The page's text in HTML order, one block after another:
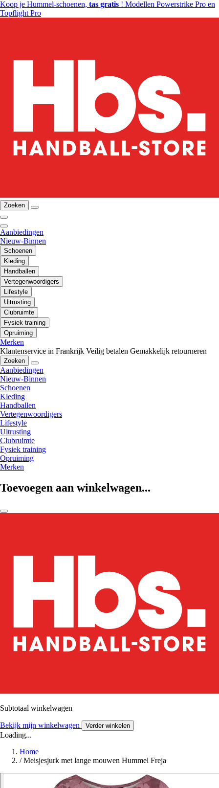
Koop je Hummel-schoenen, tas gratis ! Modellen Powerstrike Pro en
Topflight Pro
Zoeken
Aanbiedingen
Nieuw-Binnen
Schoenen
Kleding
Handballen
Vertegenwoordigers
Lifestyle
Uitrusting
Clubruimte
Fysiek training
Opruiming
Merken
Klantenservice in Frankrijk Veilig betalen Gemakkelijk retourneren
Zoeken
Aanbiedingen
Nieuw-Binnen
Schoenen
Kleding
Handballen
Vertegenwoordigers
Lifestyle
Uitrusting
Clubruimte
Fysiek training
Opruiming
Merken
Toevoegen aan winkelwagen...
Subtotaal winkelwagen
Bekijk mijn winkelwagen Verder winkelen
Loading...
Home
/ Meisjesjurk met lange mouwen Hummel Freja